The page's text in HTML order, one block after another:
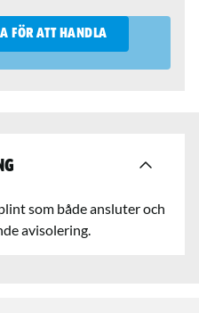
FÖR ATT HANDLA
som både ansluter och
avisolering.